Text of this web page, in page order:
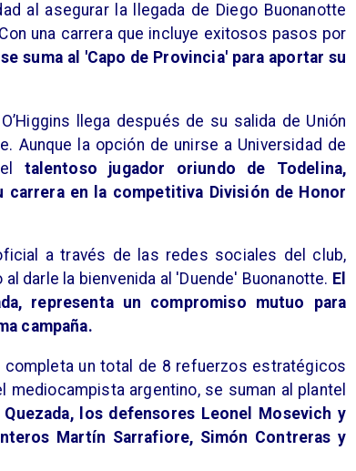
al asegurar la llegada de Diego Buonanotte
una carrera que incluye exitosos pasos por
suma al 'Capo de Provincia' para aportar su
llega después de su salida de Unión
Aunque la opción de unirse a Universidad de
talentoso jugador oriundo de Todelina,
en la competitiva División de Honor
a través de las redes sociales del club,
darle la bienvenida al 'Duende' Buonanotte. El
representa un compromiso mutuo para
campaña.
completa un total de 8 refuerzos estratégicos
argentino, se suman al plantel
los defensores Leonel Mosevich y
Martín Sarrafiore, Simón Contreras y